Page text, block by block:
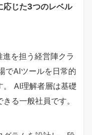
応じた3つのレベル
を担う経営陣クラ
でAIツールを日常的
。 AI理解者層は基礎
る一般社員です。